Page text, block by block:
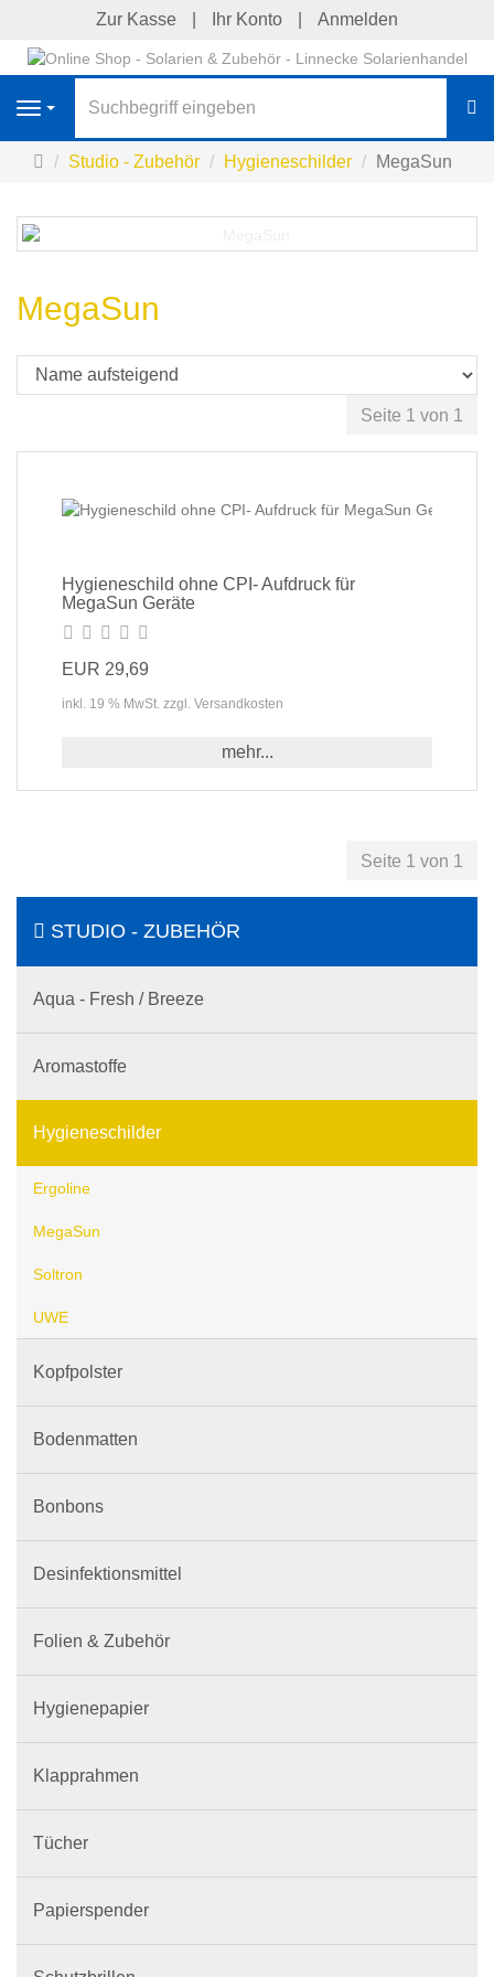
Zur Kasse Ihr Konto Anmelden
Navigation
Startseite
Studio - Zubehör Hygieneschilder MegaSun
MegaSun
Seite 1 von 1
Hygieneschild ohne CPI- Aufdruck für
MegaSun Geräte
EUR 29,69
inkl. 19 % MwSt. zzgl. Versandkosten
mehr...
Seite 1 von 1
STUDIO - ZUBEHÖR
Aqua - Fresh / Breeze
Aromastoffe
Hygieneschilder
Ergoline
MegaSun
Soltron
UWE
Kopfpolster
Bodenmatten
Bonbons
Desinfektionsmittel
Folien & Zubehör
Hygienepapier
Klapprahmen
Tücher
Papierspender